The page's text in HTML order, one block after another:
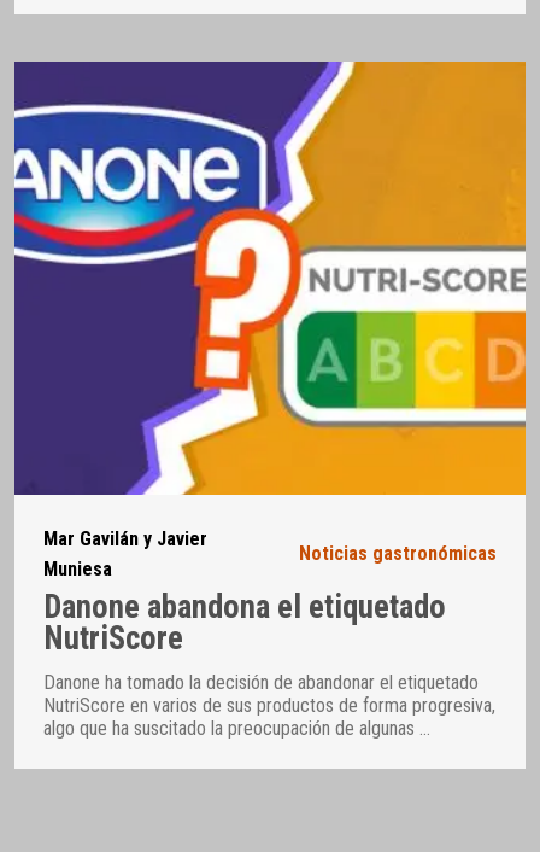
Mar Gavilán y Javier
Muniesa
Noticias gastronómicas
Danone abandona el etiquetado
NutriScore
Danone ha tomado la decisión de abandonar el etiquetado
NutriScore en varios de sus productos de forma progresiva,
algo que ha suscitado la preocupación de algunas …